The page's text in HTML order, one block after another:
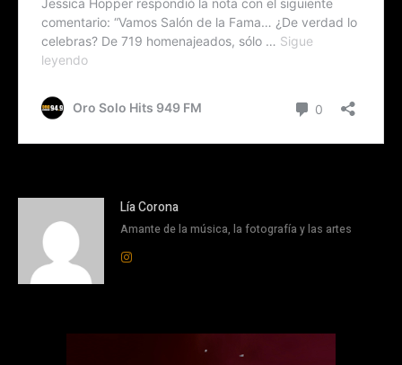
Lía Corona
Amante de la música, la fotografía y las artes